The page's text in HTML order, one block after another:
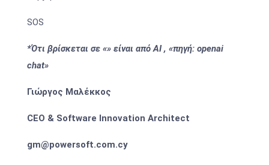
SOS
*Ότι βρίσκεται σε «» είναι από ΑΙ , «πηγή: openai
chat»
Γιώργος Μαλέκκος
CEO & Software Innovation Architect
gm@powersoft.com.cy